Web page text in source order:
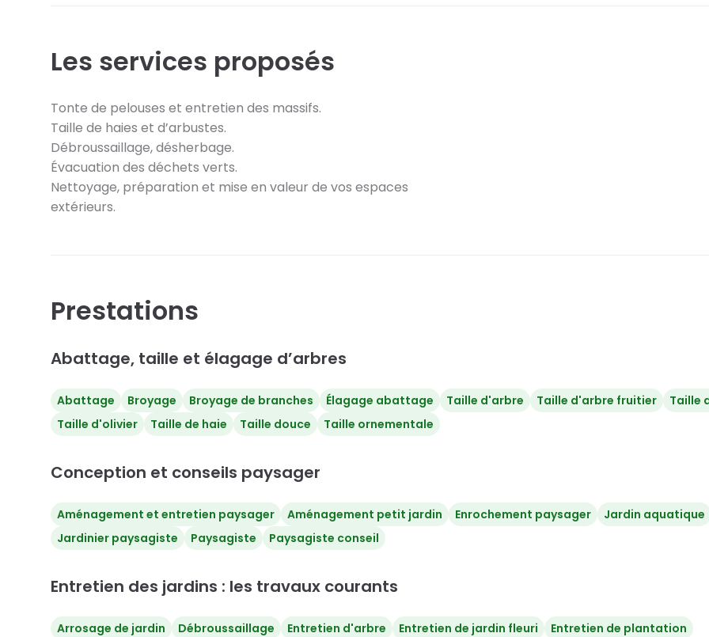
Les services proposés
Tonte de pelouses et entretien des massifs.
Taille de haies et d’arbustes.
Débroussaillage, désherbage.
Évacuation des déchets verts.
Nettoyage, préparation et mise en valeur de vos espaces
extérieurs.
Prestations
Abattage, taille et élagage d’arbres
Abattage Broyage Broyage de branches Élagage abattage Taille d'arbre Taille d'arbre fruitier
Taille
Taille d'olivier
Taille de haie Taille douce Taille ornementale
Conception et conseils paysager
Aménagement et entretien paysager Aménagement petit jardin Enrochement paysager
Jardin aquatique
Jardinier paysagiste
Paysagiste Paysagiste conseil
Entretien des jardins : les travaux courants
Arrosage de jardin Débroussaillage Entretien d'arbre Entretien de jardin fleuri Entretien de plantation